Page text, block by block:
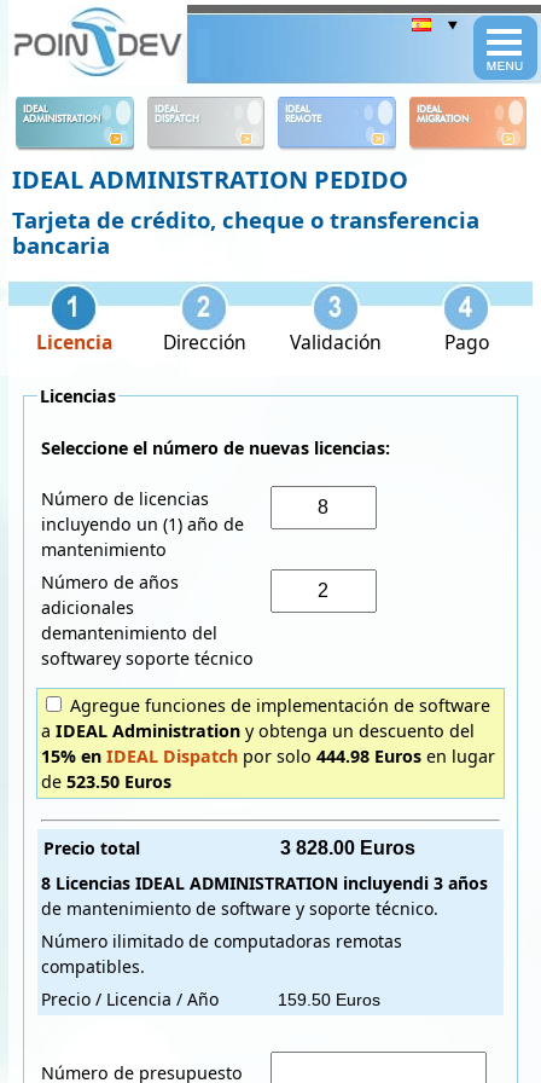
IDEAL
ADMINISTRATION
IDEAL
DISPATCH
IDEAL
REMOTE
IDEAL
MIGRATION
IDEAL ADMINISTRATION PEDIDO
Tarjeta de crédito, cheque o transferencia
bancaria
Licencia Dirección Validación Pago
Licencias
Seleccione el número de nuevas licencias:
Número de licencias
incluyendo un (1) año de
mantenimiento
Número de años
adicionales
demantenimiento del
softwarey soporte técnico
a IDEAL Administration y obtenga un descuento del
15% en IDEAL Dispatchpor solo 444.98 Eurosen lugar
de 523.50 Euros
Precio total
8 Licencias IDEAL ADMINISTRATION incluyendi 3 años
de mantenimiento de software y soporte técnico.
Número ilimitado de computadoras remotas
compatibles.
Precio / Licencia / Año
Número de presupuesto
Panneau de gestion des cookies